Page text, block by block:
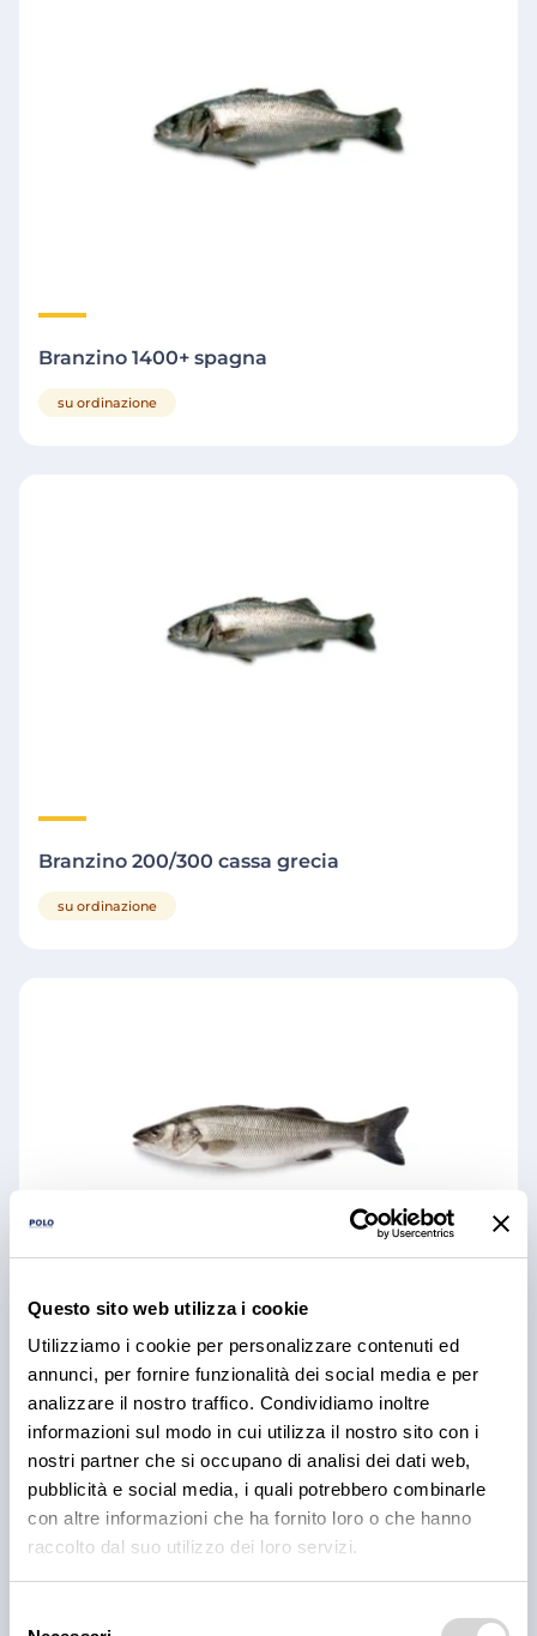
Questo sito web utilizza i cookie
Utilizziamo i cookie per personalizzare contenuti ed
annunci, per fornire funzionalità dei social media e per
analizzare il nostro traffico. Condividiamo inoltre
informazioni sul modo in cui utilizza il nostro sito con i
nostri partner che si occupano di analisi dei dati web,
pubblicità e social media, i quali potrebbero combinarle
con altre informazioni che ha fornito loro o che hanno
raccolto dal suo utilizzo dei loro servizi.
Branzino 1400+ spagna
su ordinazione
Branzino 200/300 cassa grecia
su ordinazione
Branzino 200/300 grecia
su ordinazione